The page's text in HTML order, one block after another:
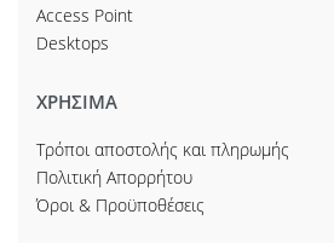
Access Point
Desktops
ΧΡΗΣΙΜΑ
Τρόποι αποστολής και πληρωμής
Πολιτική Απορρήτου
Όροι & Προϋποθέσεις